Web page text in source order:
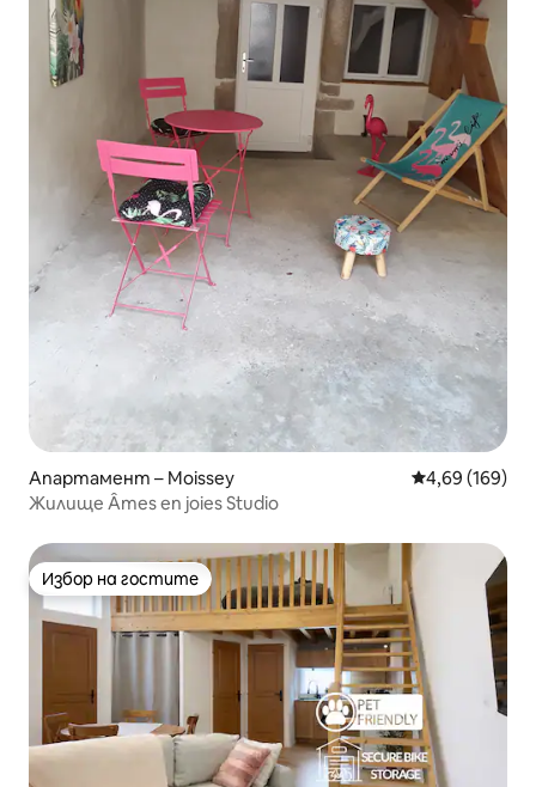
Апартамент – Moissey Средна
4,69 (169)
Жилище Âmes en joies Studio
Избор на гостите
Избор на гостите